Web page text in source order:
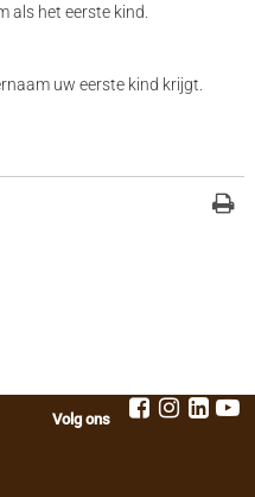
als het eerste kind.
uw eerste kind krijgt.
Volg ons